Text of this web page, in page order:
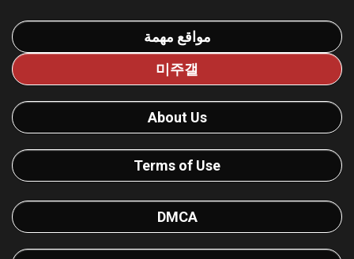
مواقع مهمة
미주갤
About Us
Terms of Use
DMCA